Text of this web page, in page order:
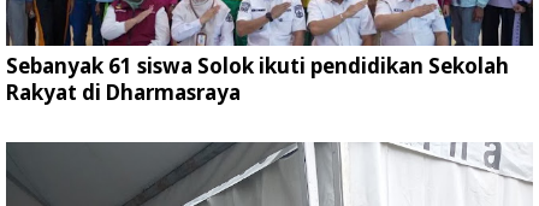
Sebanyak 61 siswa Solok ikuti pendidikan Sekolah
Rakyat di Dharmasraya